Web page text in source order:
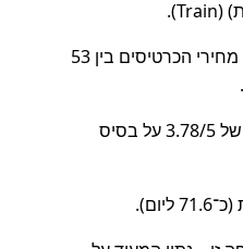
ב־365 הימים האחרונים נעו מחירי הכרטיסים בין 53
נוסעים העניקו דירוג ממוצע של 3.78/5 על בסיס